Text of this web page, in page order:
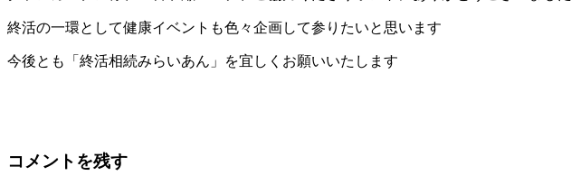
終活の一環として健康イベントも色々企画して参りたいと思います
今後とも「終活相続みらいあん」を宜しくお願いいたします
コメントを残す